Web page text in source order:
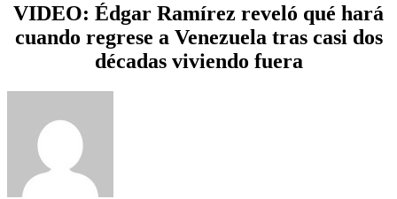
VIDEO: Édgar Ramírez reveló qué hará
cuando regrese a Venezuela tras casi dos
décadas viviendo fuera